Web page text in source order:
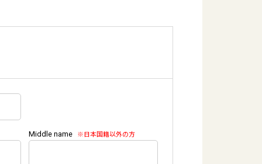
Middle name ※日本国籍以外の方